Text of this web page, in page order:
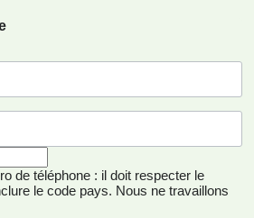
de téléphone : il doit respecter le
le code pays. Nous ne travaillons